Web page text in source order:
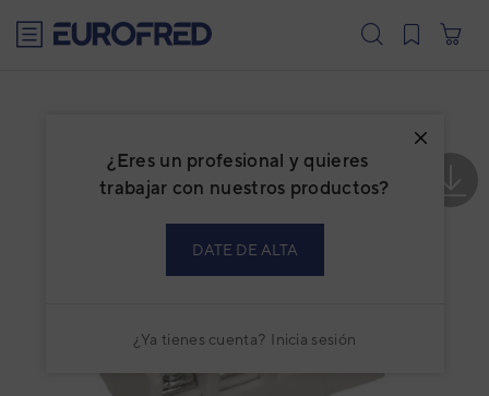
¿Eres un profesional y quieres
trabajar con nuestros productos?
DATE DE ALTA
¿Ya tienes cuenta? Inicia sesión